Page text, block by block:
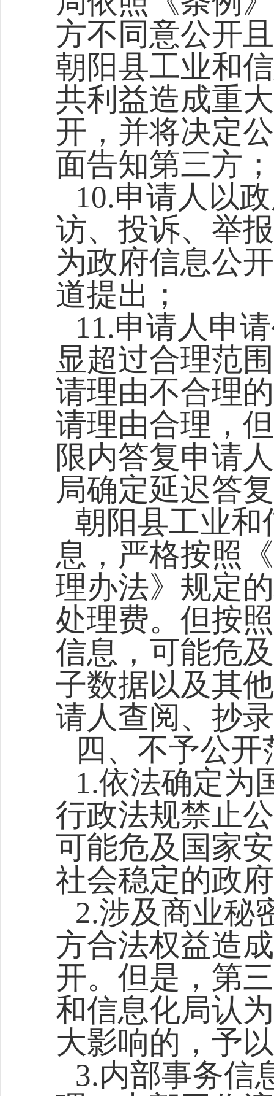
方不同意公开
朝阳县工业和
共利益造成重
开，并将决定
面告知第三方；
10.申请人以
访、投诉、举
为政府信息公
道提出；
11.申请人申
显超过合理范
请理由不合理
请理由合理，
限内答复申请
局确定延迟答
朝阳县工业和
息，严格按照
理办法》规定
处理费。但按
信息，可能危
子数据以及其
请人查阅、抄
四、不予公开
1.依法确定为
行政法规禁止
可能危及国家
社会稳定的政
2.涉及商业秘
方合法权益造
开。但是，第
和信息化局认
大影响的，予
3.内部事务信